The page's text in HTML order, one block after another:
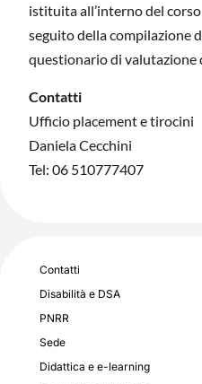
istituita all’interno del
seguito della compilazione
questionario di valutazione
Contatti
Ufficio placement e tirocini
Daniela Cecchini
Tel: 06 510777407
Contatti
Disabilità e DSA
PNRR
Sede
Didattica e e-learning